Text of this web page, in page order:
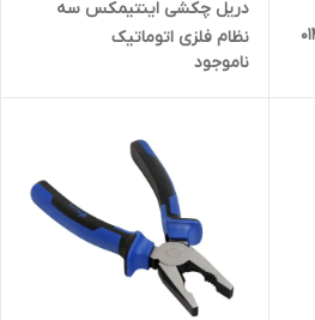
دریل چکشی اینتیمکس سه
نظام فلزی اتوماتیک
ناموجود